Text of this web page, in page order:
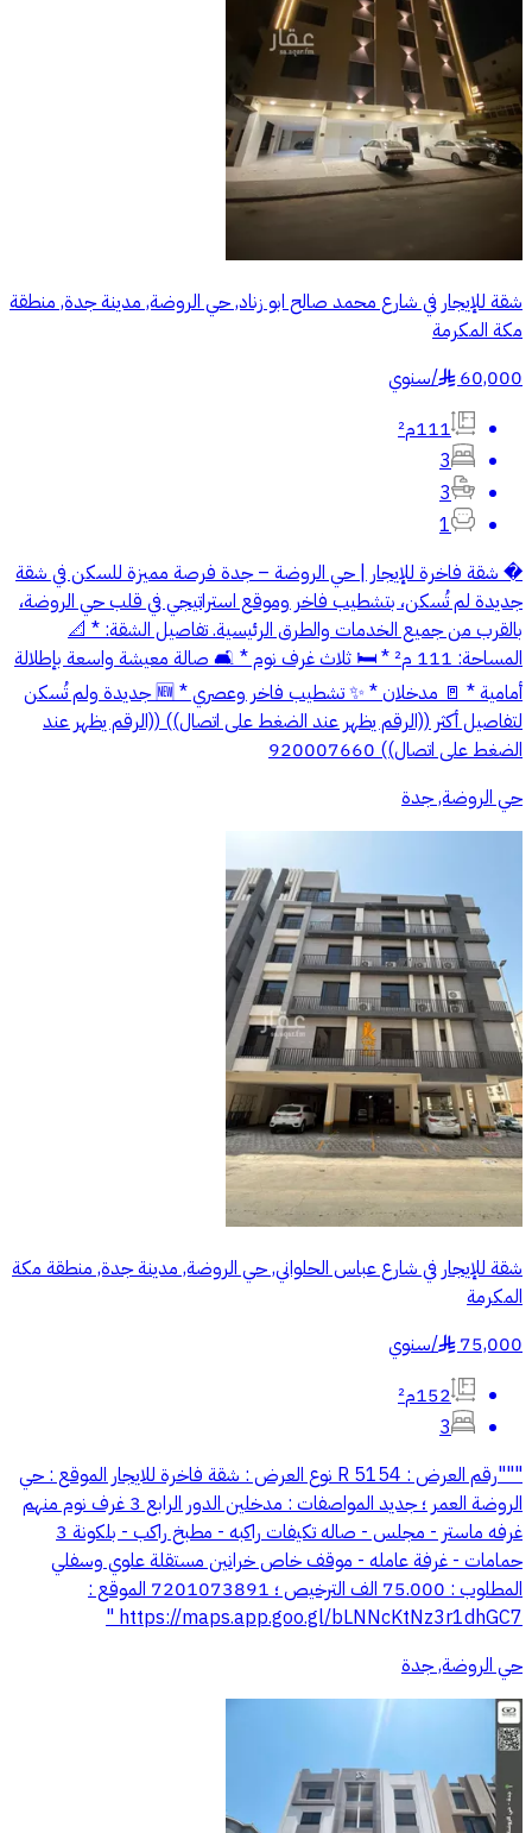
شقة للإيجار في شارع محمد صالح ابو زناد, حي الروضة, مدينة جدة, منطقة
مكة المكرمة
60,000
§
/سنوي
111م²
3
3
1
� شقة فاخرة للإيجار | حي الروضة – جدة فرصة مميزة للسكن في شقة
جديدة لم تُسكن، بتشطيب فاخر وموقع استراتيجي في قلب حي الروضة،
بالقرب من جميع الخدمات والطرق الرئيسية. تفاصيل الشقة: * 📐
المساحة: 111 م² * 🛏️ ثلاث غرف نوم * 🛋️ صالة معيشة واسعة بإطلالة
أمامية * 🚪 مدخلان * ✨ تشطيب فاخر وعصري * 🆕 جديدة ولم تُسكن
لتفاصيل أكثر ((الرقم يظهر عند الضغط على اتصال)) ((الرقم يظهر عند
الضغط على اتصال)) 920007660
حي الروضة, جدة
شقة للإيجار في شارع عباس الحلواني, حي الروضة, مدينة جدة, منطقة مكة
المكرمة
75,000
§
/سنوي
152م²
3
"""رقم العرض : R 5154 نوع العرض : شقة فاخرة للايجار الموقع : حي
الروضة العمر ؛ جديد المواصفات : مدخلين الدور الرابع 3 غرف نوم منهم
غرفه ماستر - مجلس - صاله تكيفات راكبه - مطبخ راكب - بلكونة 3
حمامات - غرفة عامله - موقف خاص خرانين مستقلة علوي وسفلي
المطلوب : 75.000 الف الترخيص ؛ 7201073891 الموقع :
https://maps.app.goo.gl/bLNNcKtNz3r1dhGC7 "
حي الروضة, جدة